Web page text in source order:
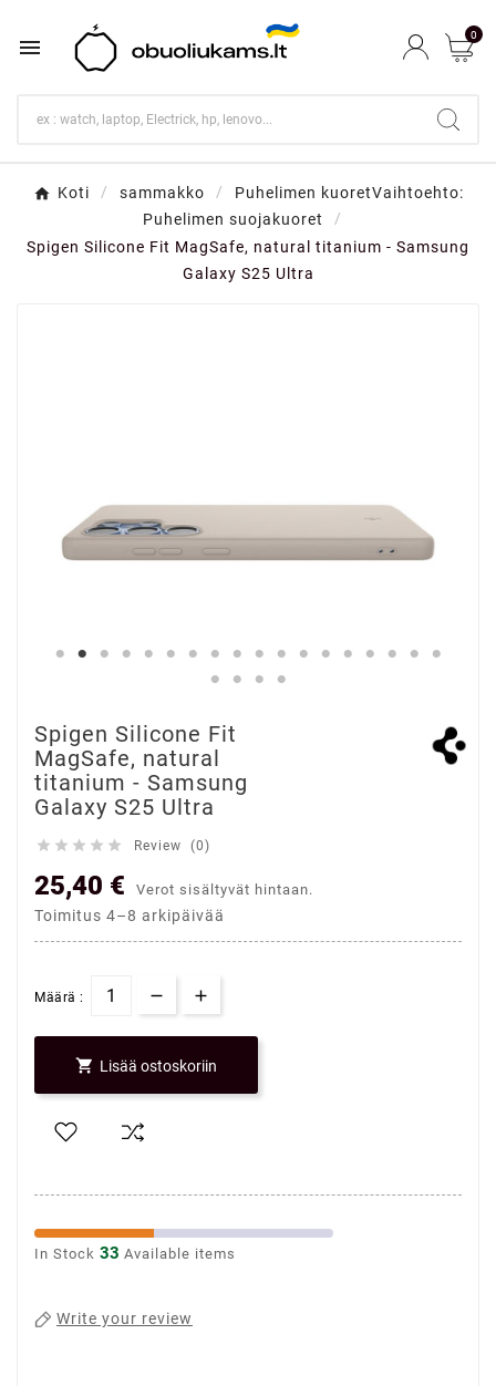
 0
Koti sammakko
Puhelimen kuoretVaihtoehto:
Puhelimen suojakuoret
Spigen Silicone Fit MagSafe, natural titanium - Samsung
Galaxy S25 Ultra
Spigen Silicone Fit
MagSafe, natural
titanium - Samsung
Galaxy S25 Ultra
     Review (0)
25,40 € Verot sisältyvät hintaan.
Toimitus 4–8 arkipäivää
Määrä :
 Lisää ostoskoriin
In Stock 33 Available items
Write your review